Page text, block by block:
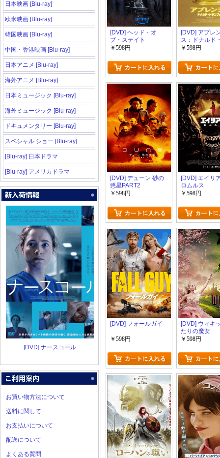
日本映画 [Blu-ray]
欧米映画 [Blu-ray]
韓国映画 [Blu-ray]
中国・香港映画 [Blu-ray]
日本アニメ [Blu-ray]
海外アニメ [Blu-ray]
日本ミュージック [Blu-ray]
海外ミュージック [Blu-ray]
ドキュメンタリー [Blu-ray]
スペシャル ショー [Blu-ray]
[Blu-ray] 日本ドラマ
[Blu-ray] アメリカドラマ
[DVD] ナースコール
お買い物方法について
送料に関して
お支払いについて
配送について
よくある質問
[DVD] ヘッド・オ
ブ・ステイト
￥598円
[DVD] アプレ
ス：ドナルド
ンプの創り方
￥598円
[DVD] デューン 砂の
惑星PART2
￥598円
[DVD] エイリ
ロムルス
￥598円
[DVD] フォールガイ
￥598円
[DVD] ウィキ
たりの魔女
￥598円